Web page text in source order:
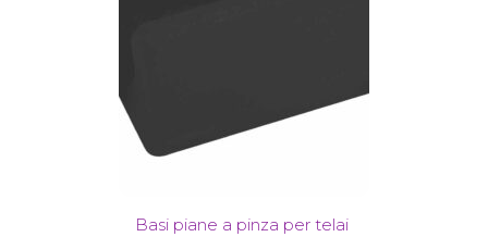
Basi piane a pinza per telai